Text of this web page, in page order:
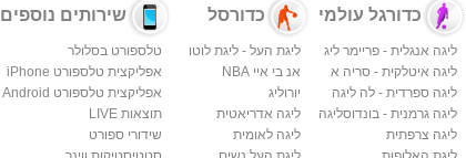
כדורגל עולמי
ליגה אנגלית - פריימר ליג
ליגה איטלקית - סריה א
ליגה ספרדית - לה ליגה
ליגה גרמנית - בונדוסליגה
ליגה צרפתית
כדורסל
ליגת העל - ליגת לוטו
אנ בי איי NBA
יורוליג
ליגה אדריאטית
ליגה לאומית
שירותים נוספים
טלספורט בסלולר
אפליקצית טלספורט iPhone
אפליקצית טלספורט Android
תוצאות LIVE
שידורי ספורט